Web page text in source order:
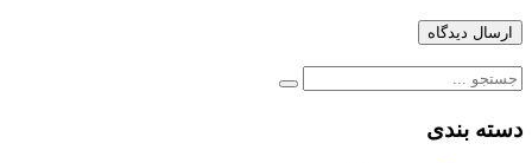
ارسال دیدگاه
جستجو
دسته بندی